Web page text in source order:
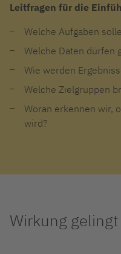
Leitfragen für die
Welche Aufgaben
Welche Daten dürfen
Wie werden
Welche Zielgruppen
Woran erkennen wir,
wird?
Wirkung